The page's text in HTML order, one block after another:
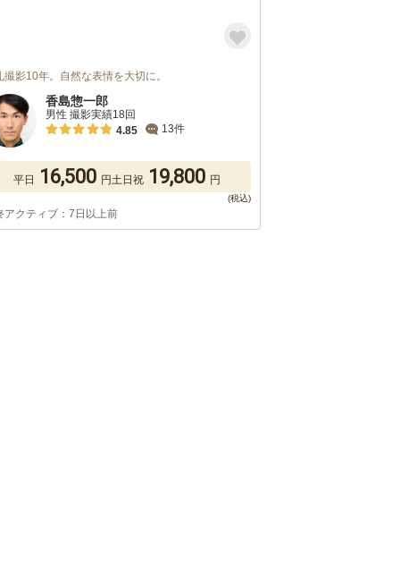
撮影10年。自然な表情を大切に。
香島惣一郎
男性 撮影実績18回
4.85
13件
平日 16,500 円土日祝 19,800 円
アクティブ：7日以上前